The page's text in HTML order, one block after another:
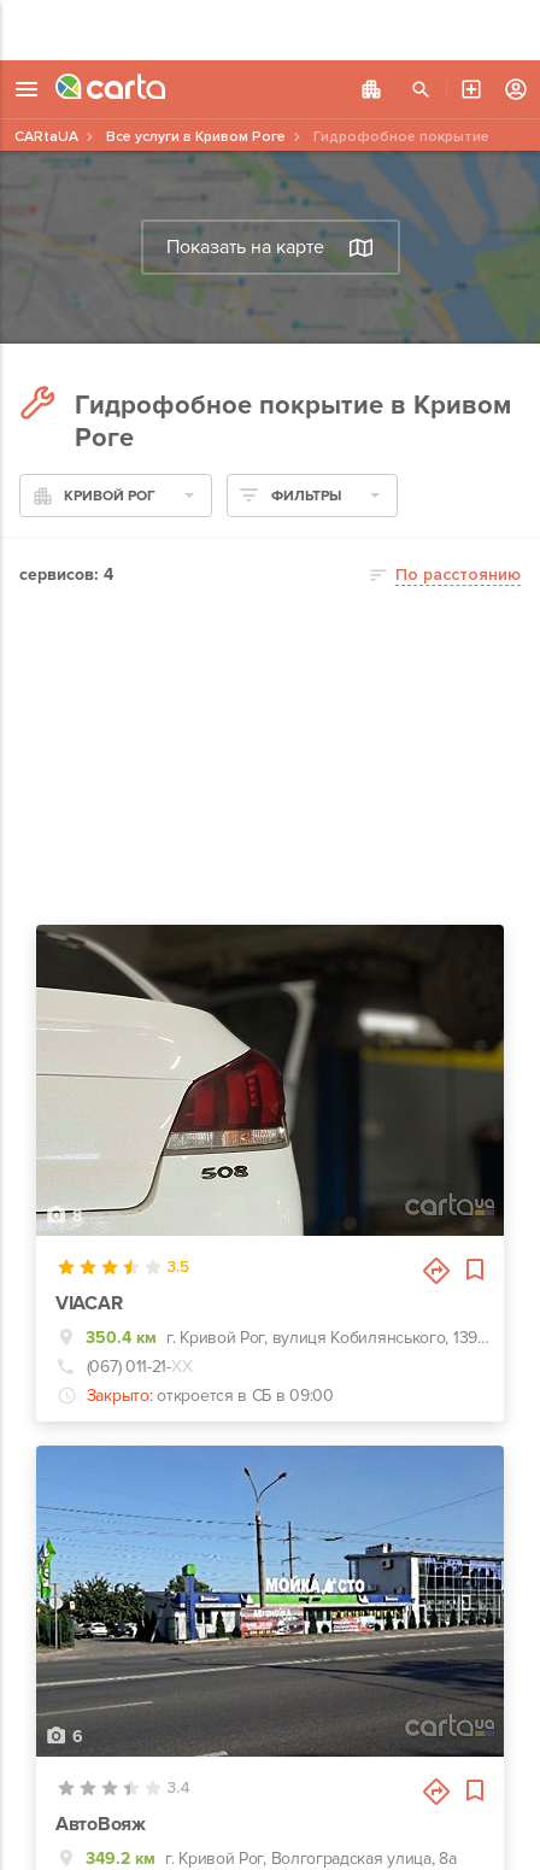
Показать на карте
CARtaUA Все услуги в Кривом Роге Гидрофобное покрытие
Гидрофобное покрытие в Кривом
Роге
КРИВОЙ РОГ ФИЛЬТРЫ
сервисов: 4 По расстоянию
8
3.5
VIACAR
350.4 км
г. Кривой Рог, вулиця Кобилянського, 139К, 139К
(067) 011-21-ХХ
Закрыто: откроется в СБ в 09:00
6
3.4
АвтоВояж
349.2 км г. Кривой Рог, Волгоградская улица, 8а